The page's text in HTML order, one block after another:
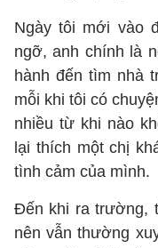
Ngày tôi mới vào
ngỡ, anh chính là
hành đến tìm nhà
mỗi khi tôi có
nhiều từ khi nào
lại thích một chị
tình cảm của mình.
Đến khi ra trường,
nên vẫn thường